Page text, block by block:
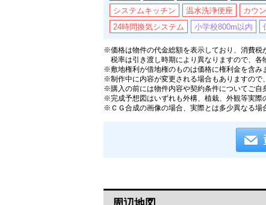
システムキッチン
温水洗浄便座 カウ
24時間換気システム
小学校800m以内
※価格は物件の代金総額を表示しており、消費税
税率は引き渡し時期により異なりますので、各
※敷地権利が借地権のものは価格に権利金を含み
※制作中に内容が変更される場合もありますので
※購入の前には物件内容や契約条件についてご自
※完成予想図はいずれも外構、植栽、外観等実際
※ＣＧ合成の画像の場合、実際とは多少異なる場